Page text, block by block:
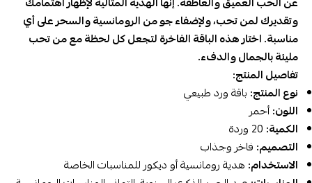
وتقديرك لمن تحب، ولإضفاء جو من الرومانسية والسحر على أي
مناسبة. اختار هذه الباقة الفاخرة لتجعل كل لحظة مع من تحب
مليئة بالجمال والدفء.
تفاصيل المنتج:
نوع المنتج: باقة ورد طبيعي
اللون:أحمر
الكمية:
التصميم: فاخر وجذاب
الاستخدام: هدية رومانسية أو ديكور للمناسبات الخاصة